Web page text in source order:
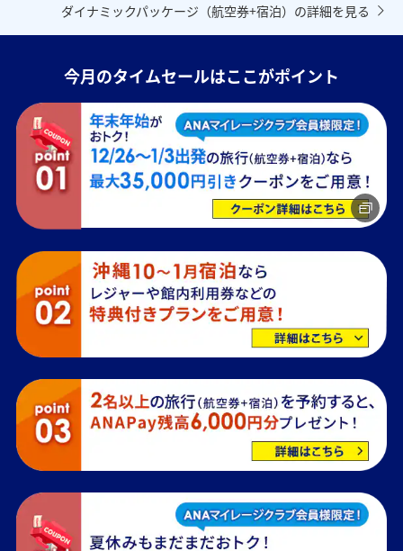
ダイナミックパッケージ（航空券+宿泊）の詳細を見る
今月のタイムセールはここがポイント